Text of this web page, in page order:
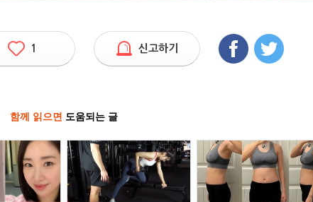
1 신고하기
함께 읽으면 도움되는 글